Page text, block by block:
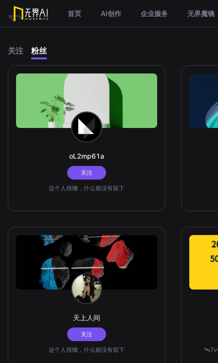
首页 AI创作 企业服务 无界魔镜
关注 粉丝
oL2mp61a
关注
这个人很懒，什么都没有留下
天上人间
关注
这个人很懒，什么都没有留下